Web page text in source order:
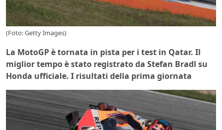
(Foto: Getty Images)
La MotoGP è tornata in pista per i test in Qatar. Il
miglior tempo è stato registrato da Stefan Bradl su
Honda ufficiale. I risultati della prima giornata